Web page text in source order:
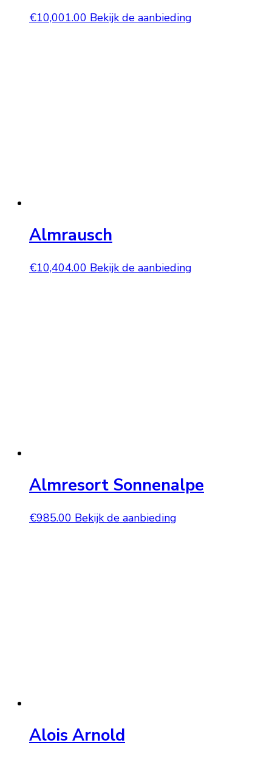
€10,001.00 Bekijk de aanbieding
Almrausch
€10,404.00 Bekijk de aanbieding
Almresort Sonnenalpe
€985.00 Bekijk de aanbieding
Alois Arnold